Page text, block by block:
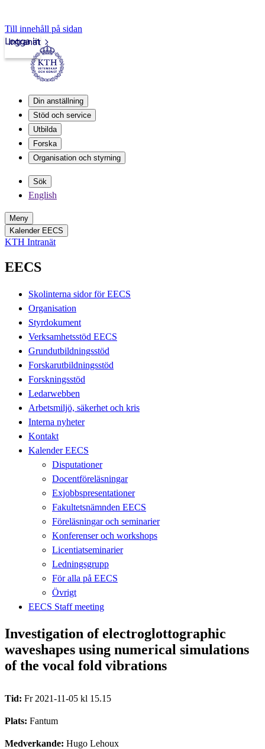
Till innehåll på sidan
Intranät
Logga in
Din anställning
Stöd och service
Utbilda
Forska
Organisation och styrning
Sök
English
Meny
Kalender EECS
KTH Intranät
EECS
Skolinterna sidor för EECS
Organisation
Styrdokument
Verksamhetsstöd EECS
Grundutbildningsstöd
Forskarutbildningsstöd
Forskningsstöd
Ledarwebben
Arbetsmiljö, säkerhet och kris
Interna nyheter
Kontakt
Kalender EECS
Disputationer
Docentföreläsningar
Exjobbspresentationer
Fakultetsnämnden EECS
Föreläsningar och seminarier
Konferenser och workshops
Licentiatseminarier
Ledningsgrupp
För alla på EECS
Övrigt
EECS Staff meeting
Investigation of electroglottographic
waveshapes using numerical simulations
of the vocal fold vibrations
Tid: Fr 2021-11-05 kl 15.15
Plats: Fantum
Medverkande: Hugo Lehoux